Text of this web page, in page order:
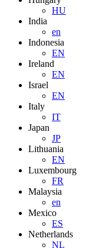
HU
India
en
Indonesia
EN
Ireland
EN
Israel
EN
Italy
IT
Japan
JP
Lithuania
EN
Luxembourg
FR
Malaysia
en
Mexico
ES
Netherlands
NL